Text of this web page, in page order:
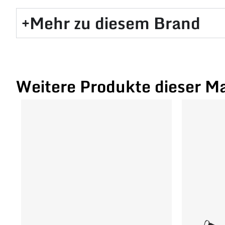
Mehr zu diesem Brand​
Weitere Produkte dieser